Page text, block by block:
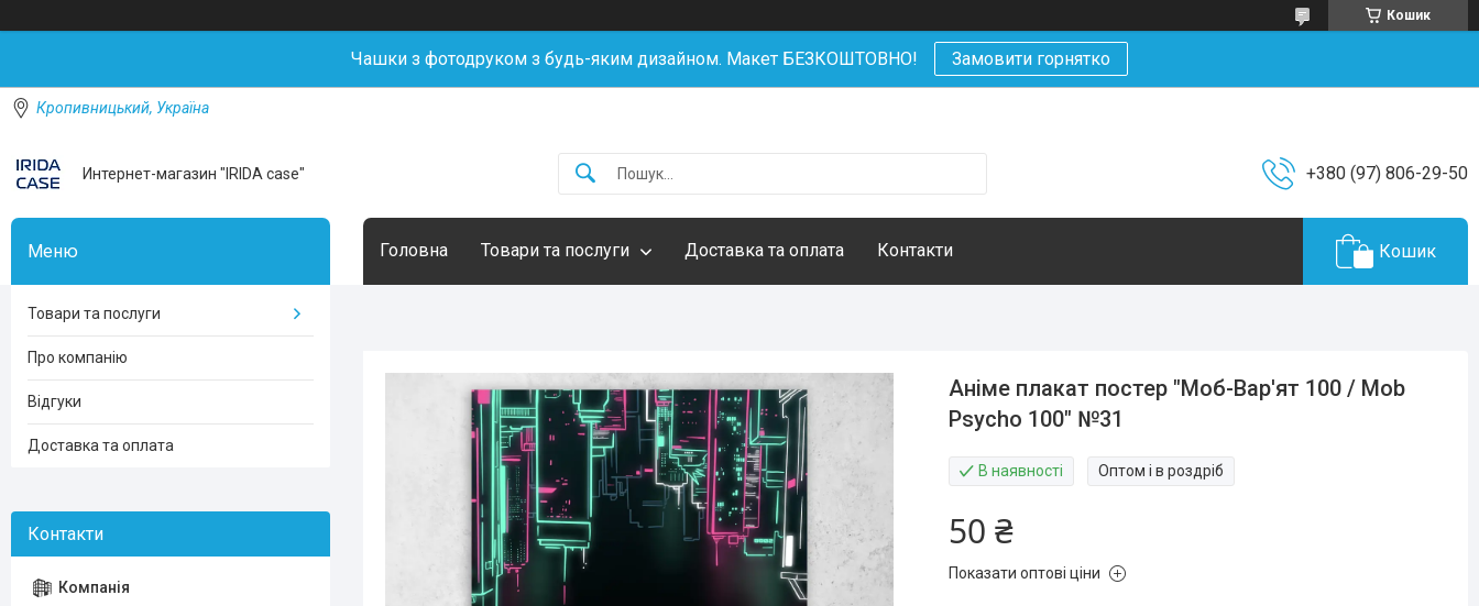
Кошик
Чашки з фотодруком з будь-яким дизайном. Макет БЕЗКОШТОВНО! Замовити горнятко
Кропивницький, Україна
Интернет-магазин "IRIDA case" +380 (97) 806-29-50
Головна Товари та послуги Доставка та оплата Контакти Кошик
Аніме плакат постер "Моб-Вар'ят 100 / Mob
Psycho 100" №31
В наявності Оптом і в роздріб
50 ₴
Показати оптові ціни
Товари та послуги
Про компанію
Відгуки
Доставка та оплата